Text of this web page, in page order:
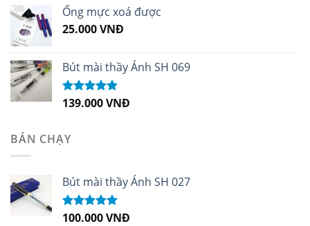
sao
Ống mực xoá được
25.000VNĐ
Bút mài thầy Ánh SH 069
Được xếp
139.000VNĐ
BÁN CHẠY
Bút mài thầy Ánh SH 027
Được xếp
100.000VNĐ